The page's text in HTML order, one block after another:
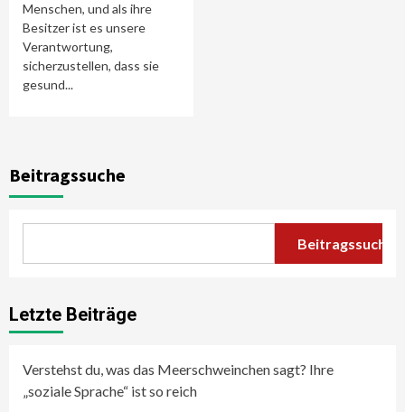
Menschen, und als ihre
Besitzer ist es unsere
Verantwortung,
sicherzustellen, dass sie
gesund...
Beitragssuche
Beitragssuche
Letzte Beiträge
Verstehst du, was das Meerschweinchen sagt? Ihre
„soziale Sprache“ ist so reich